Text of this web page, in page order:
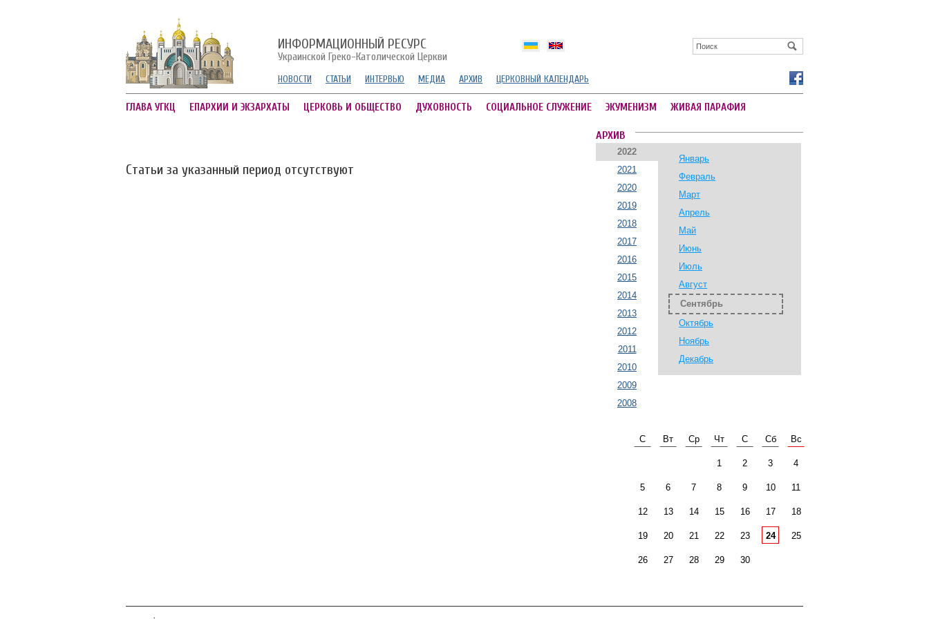
ИНФОРМАЦИОННЫЙ РЕСУРС
Украинской Греко-Католической Церкви
НОВОСТИ СТАТЬИ ИНТЕРВЬЮ МЕДИА АРХИВ ЦЕРКОВНЫЙ КАЛЕНДАРЬ
ГЛАВА УГКЦ ЕПАРХИИ И ЭКЗАРХАТЫ ЦЕРКОВЬ И ОБЩЕСТВО ДУХОВНОСТЬ СОЦИАЛЬНОЕ СЛУЖЕНИЕ ЭКУМЕНИЗМ ЖИВАЯ ПАРАФИЯ
Статьи за указанный период отсутствуют
АРХИВ
2022
2021
2020
2019
2018
2017
2016
2015
2014
2013
2012
2011
2010
2009
2008
Январь
Февраль
Март
Апрель
Май
Июнь
Июль
Август
Сентябрь
Октябрь
Ноябрь
Декабрь
С Вт Ср Чт С Сб Вс
1 2 3 4
5 6 7 8 9 10 11
12 13 14 15 16 17 18
19 20 21 22 23 24 25
26 27 28 29 30